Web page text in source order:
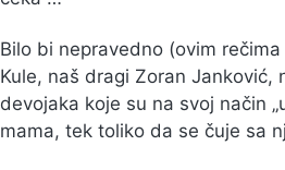
Bilo bi nepravedno (ovim
Kule, naš dragi Zoran Janković,
devojaka koje su na svoj način
mama, tek toliko da se čuje sa